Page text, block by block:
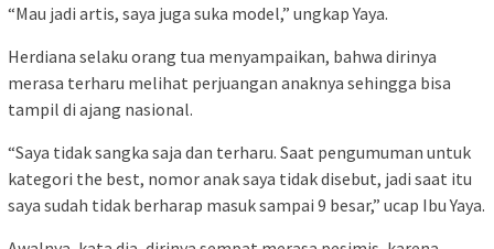
“Mau jadi artis, saya juga suka model,” ungkap Yaya.
Herdiana selaku orang tua menyampaikan, bahwa dirinya
merasa terharu melihat perjuangan anaknya sehingga bisa
tampil di ajang nasional.
“Saya tidak sangka saja dan terharu. Saat pengumuman untuk
kategori the best, nomor anak saya tidak disebut, jadi saat itu
saya sudah tidak berharap masuk sampai 9 besar,” ucap Ibu Yaya.